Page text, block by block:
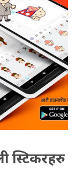
then, you
required).
2010) :
First
Withheld
स्टिकरहरु